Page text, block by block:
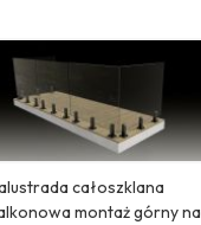
całoszklana
montaż górny na